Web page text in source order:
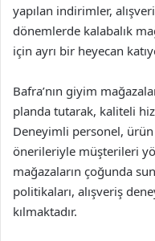
yapılan indirimler,
dönemlerde kalabalık
için ayrı bir heyecan
Bafra’nın giyim
planda tutarak, kaliteli
Deneyimli personel, ürün
önerileriyle müşterileri
mağazaların çoğunda
politikaları, alışveriş
kılmaktadır.